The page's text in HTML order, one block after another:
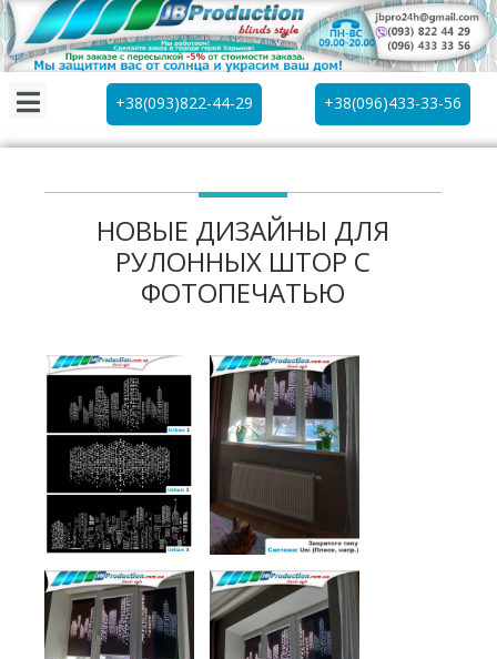
+38(093)822-44-29 +38(096)433-33-56
НОВЫЕ ДИЗАЙНЫ ДЛЯ
РУЛОННЫХ ШТОР С
ФОТОПЕЧАТЬЮ